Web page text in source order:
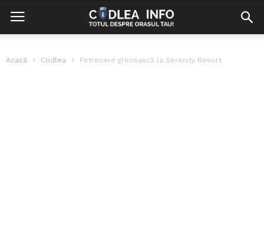
Acasă Codlea Petrecere grecească la Serenity Resort